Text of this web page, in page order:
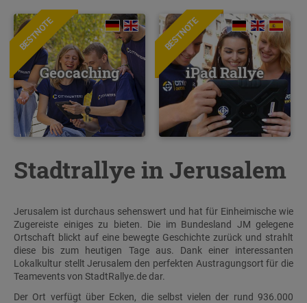
BESTNOTE
Geocaching
BESTNOTE
iPad Rallye
Stadtrallye in Jerusalem
Jerusalem ist durchaus sehenswert und hat für Einheimische wie
Zugereiste einiges zu bieten. Die im Bundesland JM gelegene
Ortschaft blickt auf eine bewegte Geschichte zurück und strahlt
diese bis zum heutigen Tage aus. Dank einer interessanten
Lokalkultur stellt Jerusalem den perfekten Austragungsort für die
Teamevents von StadtRallye.de dar.
Der Ort verfügt über Ecken, die selbst vielen der rund 936.000